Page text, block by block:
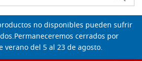
no disponibles pueden sufrir
cerrados por
verano del 5 al 23 de agosto.